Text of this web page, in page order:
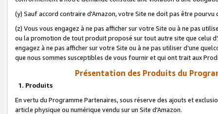
(y) Sauf accord contraire d'Amazon, votre Site ne doit pas être
(z) Vous vous engagez à ne pas afficher sur votre Site ou à ne pas
ou la promotion de tout produit proposé sur tout autre site que celui
engagez à ne pas afficher sur votre Site ou à ne pas utiliser d’une
que nous sommes susceptibles de vous fournir et qui ont trait aux
Présentation des Produits du
1. Produits
En vertu du Programme Partenaires, sous réserve des ajouts et
article physique ou numérique vendu sur un Site d'Amazon.